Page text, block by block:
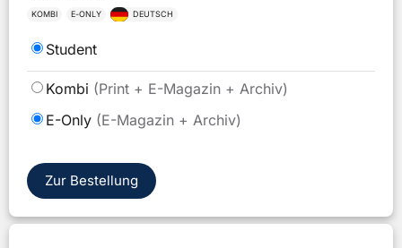
KOMBI E-ONLY DEUTSCH
BitteStudent
Bitte
Sie
Format
Kombi (Print + E-Magazin + Archiv)
E-Only (E-Magazin + Archiv)
Zur Bestellung